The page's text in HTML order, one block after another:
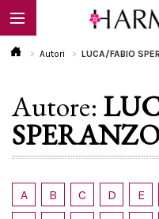
EBOOK
LIBRI
Calendario
Autori LUCA/FABIO
Autore:
A B C D E